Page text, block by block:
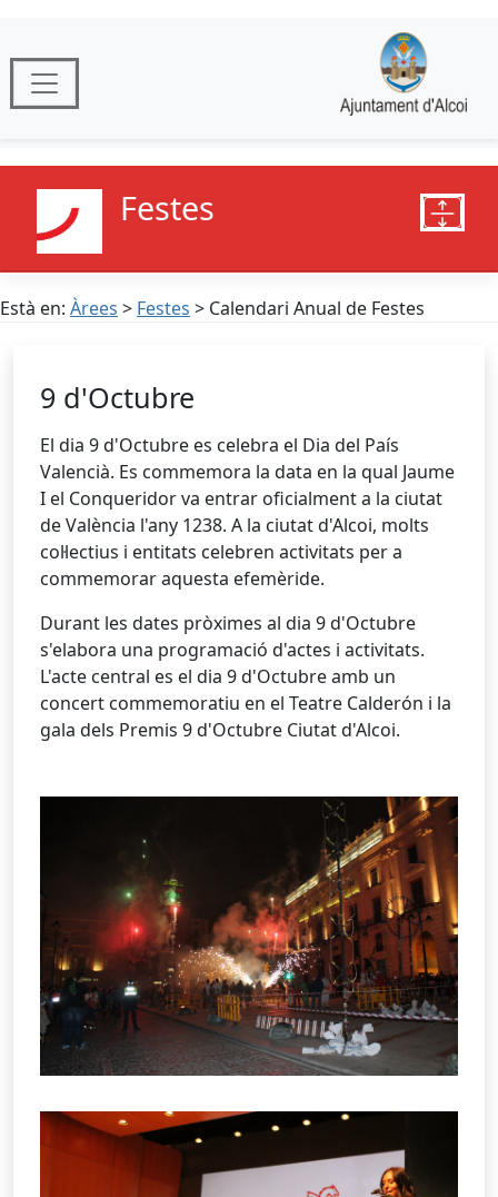
Festes
Està en: Àrees > Festes > Calendari Anual de Festes
9 d'Octubre
El dia 9 d'Octubre es celebra el Dia del País
Valencià. Es commemora la data en la qual Jaume
I el Conqueridor va entrar oficialment a la ciutat
de València l'any 1238. A la ciutat d'Alcoi, molts
col·lectius i entitats celebren activitats per a
commemorar aquesta efemèride.
Durant les dates pròximes al dia 9 d'Octubre
s'elabora una programació d'actes i activitats.
L'acte central es el dia 9 d'Octubre amb un
concert commemoratiu en el Teatre Calderón i la
gala dels Premis 9 d'Octubre Ciutat d'Alcoi.